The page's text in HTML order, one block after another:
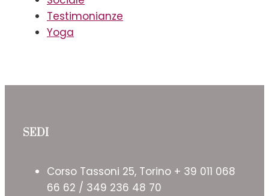
Testimonianze
Yoga
SEDI
Corso Tassoni 25, Torino + 39 011 068
66 62 / 349 236 48 70